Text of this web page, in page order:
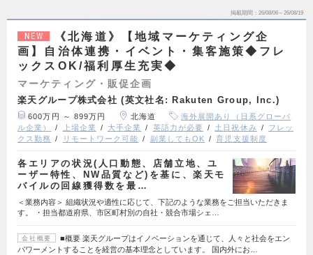
掲載期間 26/08/06～26/08/19
NEW
《北海道》【地域マーケティング企
画】自治体連携・イベント・集客施策◆フレ
ックスOK/福利厚生充実◆
マーケティング・販促企画
楽天グループ株式会社 (英文社名: Rakuten Group, Inc.)
600万円 ～ 899万円 北海道
海外展開あり（日系グローバ
ル企業）
上場企業 大手企業 英語力が必要 土日祝休み
フレッ
クス勤務
リモートワーク可能 副業してもOK 育児支援制度
各エリアの状況(人口動態、店舗立地、ユ
ーザー特性、NW品質など)を基に、楽天モ
バイルの回線獲得数を最…
＜業務内容＞ 組織状況や適性に応じて、下記のような業務をご担当いただきま
す。 ・担当都道府県、市区町村別の自社・競合市場シェ…
会社概要
■概要 楽天グループはイノベーションを通じて、人々と社会をエン
パワーメントすることを経営の基本理念としています。 国内外にお…